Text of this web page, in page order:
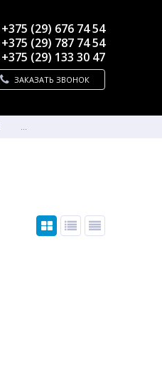
+375 (29) 676 74 54
+375 (29) 787 74 54
+375 (29) 133 30 47
ЗАКАЗАТЬ ЗВОНОК
...